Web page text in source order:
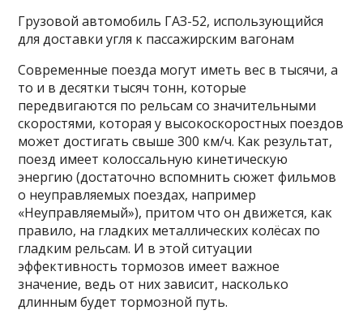
Грузовой автомобиль ГАЗ-52, использующийся
для доставки угля к пассажирским вагонам
Современные поезда могут иметь вес в тысячи, а
то и в десятки тысяч тонн, которые
передвигаются по рельсам со значительными
скоростями, которая у высокоскоростных поездов
может достигать свыше 300 км/ч. Как результат,
поезд имеет колоссальную кинетическую
энергию (достаточно вспомнить сюжет фильмов
о неуправляемых поездах, например
«Неуправляемый»), притом что он движется, как
правило, на гладких металлических колёсах по
гладким рельсам. И в этой ситуации
эффективность тормозов имеет важное
значение, ведь от них зависит, насколько
длинным будет тормозной путь.